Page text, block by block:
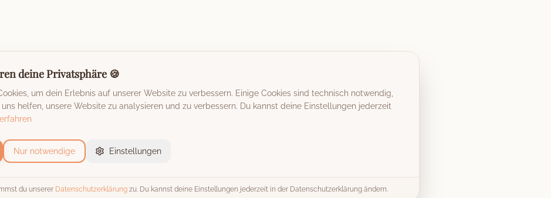
deine Privatsphäre 🍪
um dein Erlebnis auf unserer Website zu verbessern. Einige Cookies sind technisch notwendig,
helfen, unsere Website zu analysieren und zu verbessern. Du kannst deine Einstellungen jederzeit
Nur notwendige Einstellungen
du unserer Datenschutzerklärung zu. Du kannst deine Einstellungen jederzeit in der Datenschutzerklärung ändern.